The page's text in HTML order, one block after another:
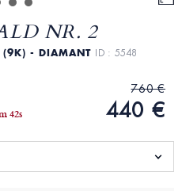
NR. 2
(9K) - DIAMANT ID : 5548
41s
760 €
440 €